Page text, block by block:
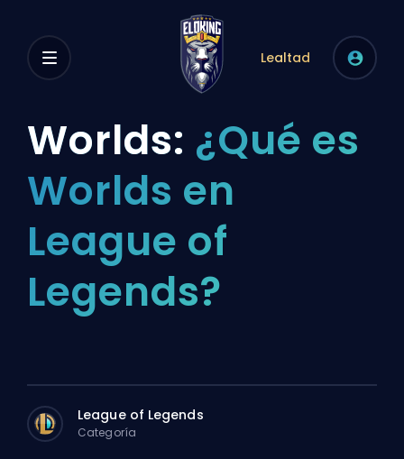
Lealtad
Worlds: ¿Qué es
Worlds en
League of
Legends?
League of Legends
Categoría